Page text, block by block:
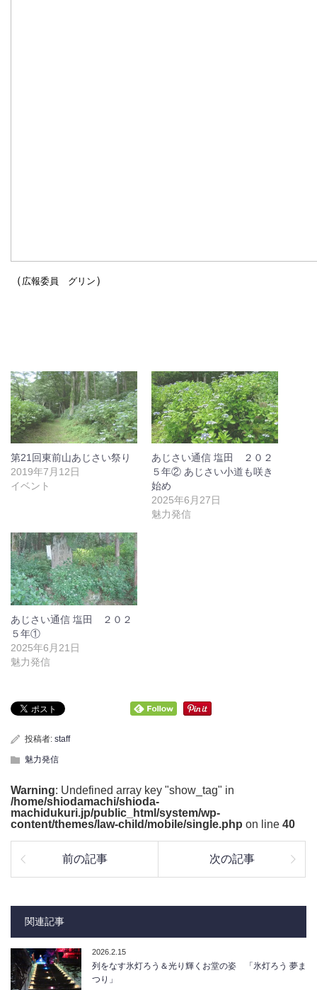
（ 広報委員 グリン ）
第21回東前山あじさい祭り
2019年7月12日
イベント
あじさい通信 塩田 ２０２
５年② あじさい小道も咲き
始め
2025年6月27日
魅力発信
あじさい通信 塩田 ２０２
５年①
2025年6月21日
魅力発信
投稿者: staff
魅力発信
Warning: Undefined array key "show_tag" in
/home/shiodamachi/shioda-
machidukuri.jp/public_html/system/wp-
content/themes/law-child/mobile/single.php on line 40
前の記事 次の記事
関連記事
2026.2.15
列をなす氷灯ろう＆光り輝くお堂の姿 「氷灯ろう 夢ま
つり」